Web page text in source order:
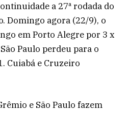
a 27ª rodada do
Domingo agora (22/9), o
em Porto Alegre por 3 x
Paulo perdeu para o
Cuiabá e Cruzeiro
e São Paulo fazem